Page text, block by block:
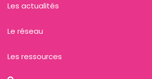
Les actualités
Le réseau
Les ressources